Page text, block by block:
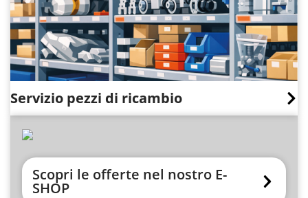
Servizio pezzi di ricambio
Scopri le offerte nel nostro E-
SHOP